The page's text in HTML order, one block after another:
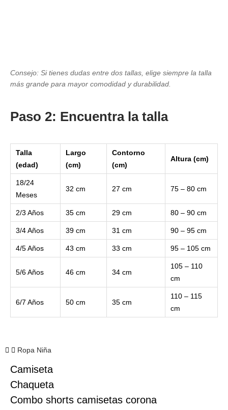
Consejo: Si tienes dudas entre dos tallas, elige siempre la talla
más grande para mayor comodidad y durabilidad.
Paso 2: Encuentra la talla
Talla
(edad)
Largo
(cm)
Contorno
(cm)
Altura (cm)
18/24
Meses
32 cm 27 cm 75 – 80 cm
2/3 Años 35 cm 29 cm 80 – 90 cm
3/4 Años 39 cm 31 cm 90 – 95 cm
4/5 Años 43 cm 33 cm 95 – 105 cm
5/6 Años 46 cm 34 cm
105 – 110
cm
6/7 Años 50 cm 35 cm
110 – 115
cm
Ropa Niña
Camiseta
Chaqueta
Combo shorts camisetas corona